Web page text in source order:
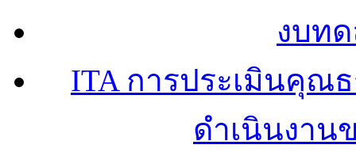
งบท
ITA การประเมินคุณ
ดำเนินงาน